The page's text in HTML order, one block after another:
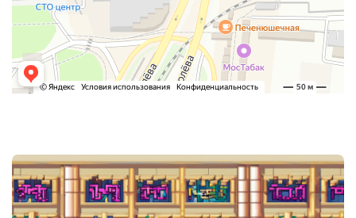
Post
navigation